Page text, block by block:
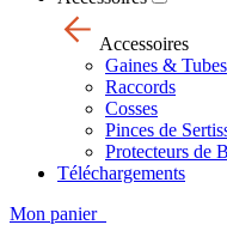
Accessoires
Gaines & Tubes
Raccords
Cosses
Pinces de
Protecteurs de
Téléchargements
Mon panier